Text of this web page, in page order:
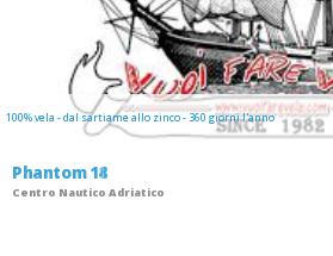
100% vela - dal sartiame allo zinco - 360 giorni l'anno
Phantom 18
Centro Nautico Adriatico